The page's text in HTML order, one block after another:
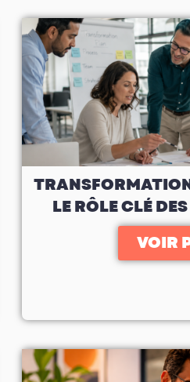
LE RÔLE CLÉ
VOIR